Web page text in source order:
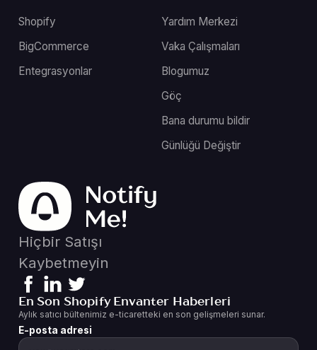
Yardım Merkezi
Vaka Çalışmaları
Blogumuz
Göç
Bana durumu bildir
Günlüğü Değiştir
Shopify
BigCommerce
Entegrasyonlar
Hiçbir Satışı
Kaybetmeyin
En Son Shopify Envanter Haberleri
Aylık satıcı bültenimiz e-ticaretteki en son gelişmeleri sunar.
E-posta adresi